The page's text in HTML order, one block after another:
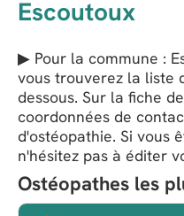
Escoutoux
▶ Pour la commune :
vous trouverez la liste
dessous. Sur la fiche
coordonnées de
d'ostéopathie. Si vous
n'hésitez pas à éditer
Ostéopathes les